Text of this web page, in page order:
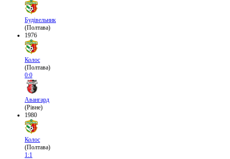
Будівельник
(Полтава)
1976
Колос
(Полтава)
0:0
Авангард
(Рівне)
1980
Колос
(Полтава)
1:1